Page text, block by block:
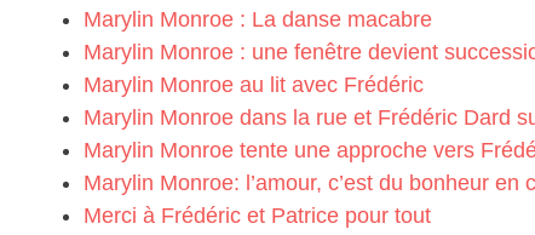
Marylin Monroe : La danse macabre
Marylin Monroe : une fenêtre devient
Marylin Monroe au lit avec Frédéric
Marylin Monroe dans la rue et Frédéric Dard
Marylin Monroe tente une approche vers
Marylin Monroe: l’amour, c’est du bonheur en
Merci à Frédéric et Patrice pour tout